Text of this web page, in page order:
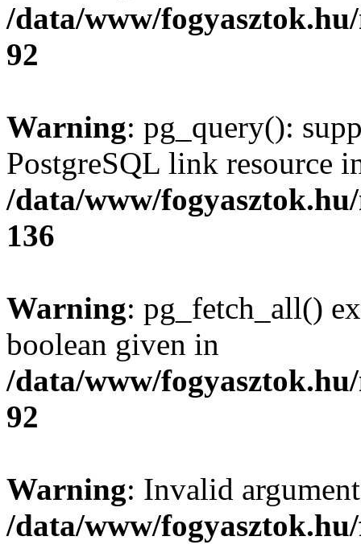
/data/www/
92
Warning: pg_query():
PostgreSQL link resource
/data/www/
136
Warning: pg_fetch_all()
boolean given in
/data/www/
92
Warning: Invalid
/data/www/